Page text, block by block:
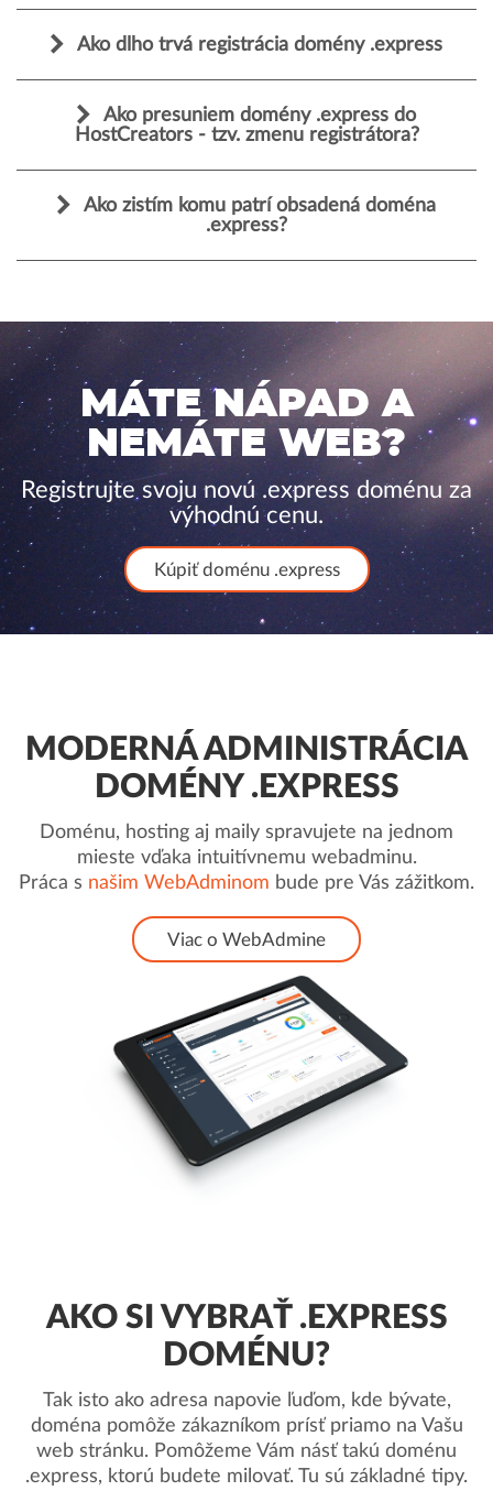
Ako dlho trvá registrácia domény .express
Ako presuniem domény .express do
HostCreators - tzv. zmenu registrátora?
Ako zistím komu patrí obsadená doména
.express?
MÁTE NÁPAD A
NEMÁTE WEB?
Registrujte svoju novú .express doménu za
výhodnú cenu.
Kúpiť doménu .express
MODERNÁ ADMINISTRÁCIA
DOMÉNY .EXPRESS
Doménu, hosting aj maily spravujete na jednom
mieste vďaka intuitívnemu webadminu.
Práca s našim WebAdminom bude pre Vás zážitkom.
Viac o WebAdmine
AKO SI VYBRAŤ .EXPRESS
DOMÉNU?
Tak isto ako adresa napovie ľuďom, kde bývate,
doména pomôže zákazníkom prísť priamo na Vašu
web stránku. Pomôžeme Vám násť takú doménu
.express, ktorú budete milovať. Tu sú základné tipy.